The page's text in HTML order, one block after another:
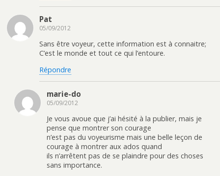
Pat
05/09/2012
Sans être voyeur, cette information est à connaitre;
C’est le monde et tout ce qui l’entoure.
Répondre
marie-do
05/09/2012
Je vous avoue que j’ai hésité à la publier, mais je
pense que montrer son courage
n’est pas du voyeurisme mais une belle leçon de
courage à montrer aux ados quand
ils n’arrêtent pas de se plaindre pour des choses
sans importance.